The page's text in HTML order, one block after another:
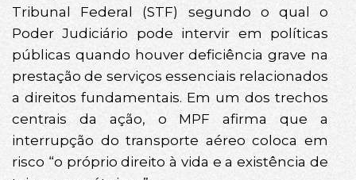
Tribunal Federal (STF) segundo o qual o
Poder Judiciário pode intervir em políticas
públicas quando houver deficiência grave na
prestação de serviços essenciais relacionados
a direitos fundamentais. Em um dos trechos
centrais da ação, o MPF afirma que a
interrupção do transporte aéreo coloca em
risco “o próprio direito à vida e a existência de